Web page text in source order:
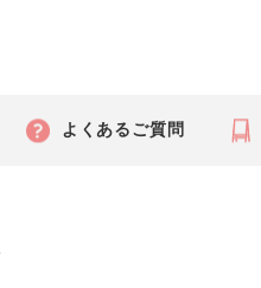
よくあるご質問